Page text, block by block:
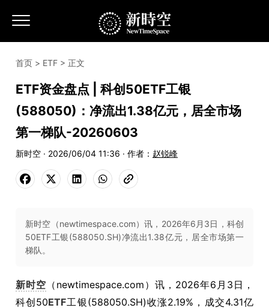
首页 > ETF > 正文
ETF资金盘点 | 科创50ETF工银
(588050)：净流出1.38亿元，居全市场
第一梯队-20260603
新时空 · 2026/06/04 11:36 · 作者： 赵锐峰
新时空（newtimespace.com）讯，2026年6月3日，科创
50ETF工银(588050.SH)净流出1.38亿元，居全市场第一
梯队。
新时空 （ newtimespace.com ）讯， 2026年6月3日，
科创50ETF工银(588050.SH)收涨2.19%，成交4.31亿